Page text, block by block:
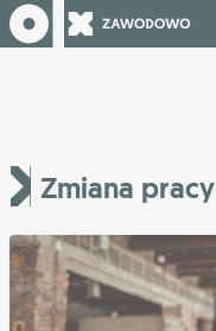
Zmiana pracy